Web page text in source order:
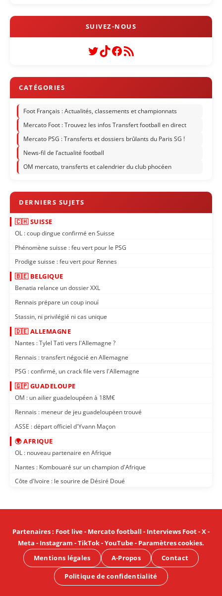
Twitter
TikTok
Facebook
Flux RSS
Foot Français : Actualités, classements et championnats
Mercato Foot : Trouvez les infos Transfert football en direct
Mercato PSG : Transferts et dossiers brûlants du Paris SG !
News-fil de l’actualité football
OM mercato, transferts et calendrier du club phocéen
🇨🇭 SUISSE
OL : coup dingue confirmé en Suisse
Phénomène suisse : feu vert pour le PSG
Prodige suisse : feu vert pour Rennes
🇧🇪 BELGIQUE
Benatia relance un dossier XXL
Rennais prépare un coup inouï
Stassin, ni privilégié ni cas unique
🇩🇪 ALLEMAGNE
Nantes : Tylel Tati vers l'Allemagne ?
Rennais : transfert négocié en Allemagne
PSG : confirmé, un crack file vers l'Allemagne
🇬🇵 GUADELOUPE
OM : un ailier guadeloupéen à 18M€
Rennais : meneur de jeu guadeloupéen trouvé
ASSE : départ officiel d'Yvann Maçon
🌍 AFRIQUE
OL : nouveau partenaire en Afrique
Nantes : Kombouaré sur un champion d'Afrique
Côte d'Ivoire : le sourire de Désiré Doué
Partenaires: Foot live- Mercato football - Interviews Foot-X-
Meta - Instagram -TikTok-YouTube- Paramètres cookies.
Mentions légales
A-Propos Contact
Politique de confidentialité